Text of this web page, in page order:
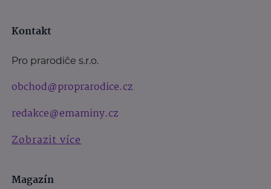
Kontakt
Pro prarodiče s.r.o.
obchod@proprarodice.cz
redakce@emaminy.cz
Zobrazit více
Magazín